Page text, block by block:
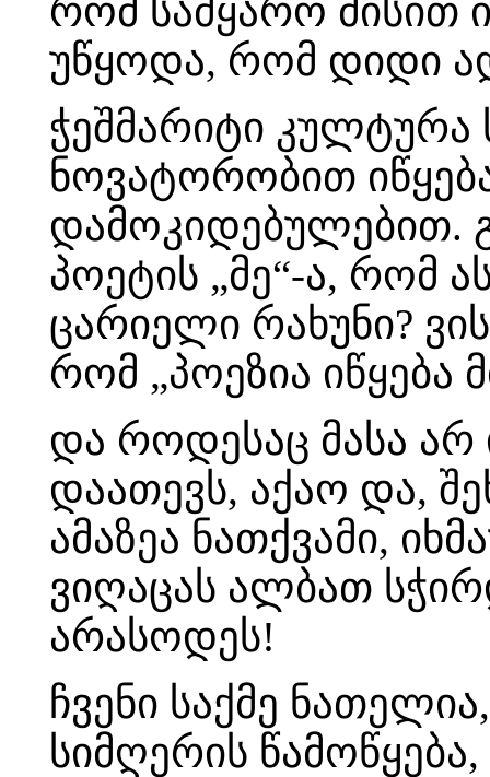
რომ სამყარო მისით
უწყოდა, რომ დიდი
ჭეშმარიტი
ნოვატორობით
დამოკიდებულებით.
პოეტის „მე“-ა, რომ
ცარიელი რახუნი?
რომ „პოეზია იწყება
და როდესაც მასა არ
დაათევს, აქაო და,
ამაზეა ნათქვამი,
ვიღაცას ალბათ
არასოდეს!
ჩვენი საქმე
სიმღერის